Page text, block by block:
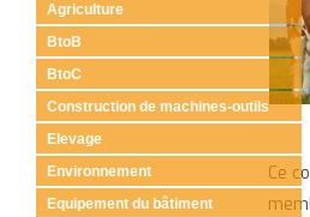
Agriculture
BtoB
BtoC
Construction de machines-outils
Elevage
Environnement
Equipement du bâtiment
Ce